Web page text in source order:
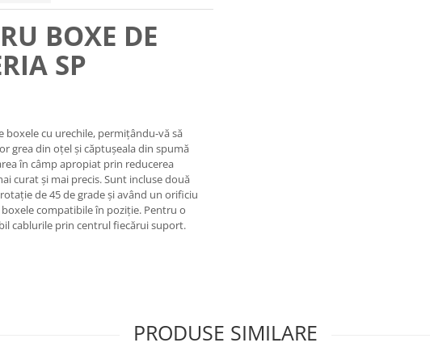
BOXE DE
SP
boxele cu urechile, permițându-vă să
grea din oțel și căptușeala din spumă
în câmp apropiat prin reducerea
curat și mai precis. Sunt incluse două
de 45 de grade și având un orificiu
compatibile în poziție. Pentru o
cablurile prin centrul fiecărui suport.
PRODUSE SIMILARE